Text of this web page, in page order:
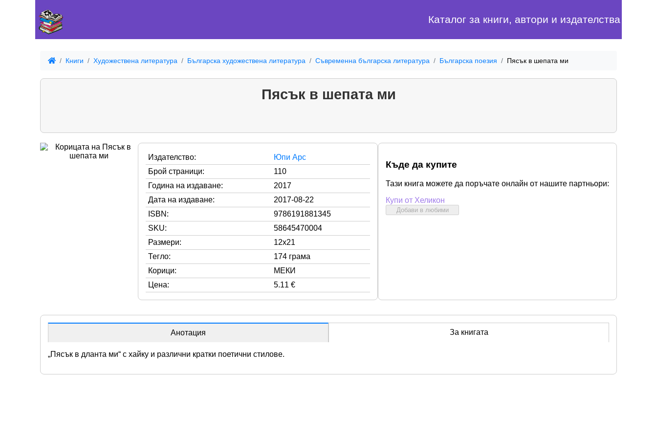
Каталог за книги, автори и издателства
Книги Художествена литература Българска художествена литература Съвременна българска литература Българска поезия Пясък в шепата ми
Пясък в шепата ми
Издателство:
Юпи Арс
Брой страници:
110
Година на издаване:
2017
Дата на издаване:
2017-08-22
ISBN:
9786191881345
SKU:
58645470004
Размери:
12x21
Тегло:
174 грама
Корици:
МЕКИ
Цена:
5.11 €
Къде да купите
Тази книга можете да поръчате онлайн от нашите партньори:
Купи от Хеликон
Добави в любими
Анотация За книгата
„Пясък в дланта ми“ с хайку и различни кратки поетични стилове.